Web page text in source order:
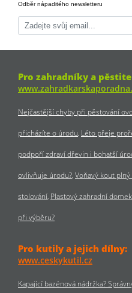
Odběr nápaditého newsletteru
Pro zahradníky a
Nejčastější chyby při pěstování
přicházíte o úrodu Léto přeje
podpoří zdraví dřevin i bohatší
ovlivňuje úrodu? Voňavý kout
stolování Plastový zahradní
při výběru?
Pro kutily a jejich dílny:
www.ceskykutil.cz
Kapající bazénová nádržka?